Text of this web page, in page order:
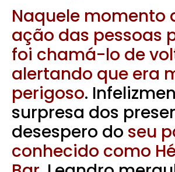
Naquele momento
ação das pessoas
foi chamá-lo de
alertando que era
perigoso.
surpresa dos
desespero do seu
conhecido como